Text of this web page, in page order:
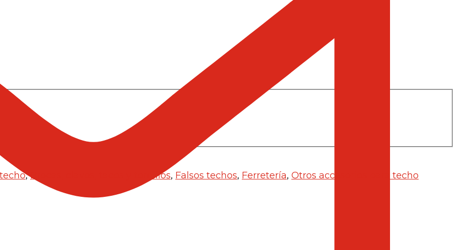
,Brocas, clavos, tacos y tornillos, Falsos techos, Ferretería, Otros accesorios para techo